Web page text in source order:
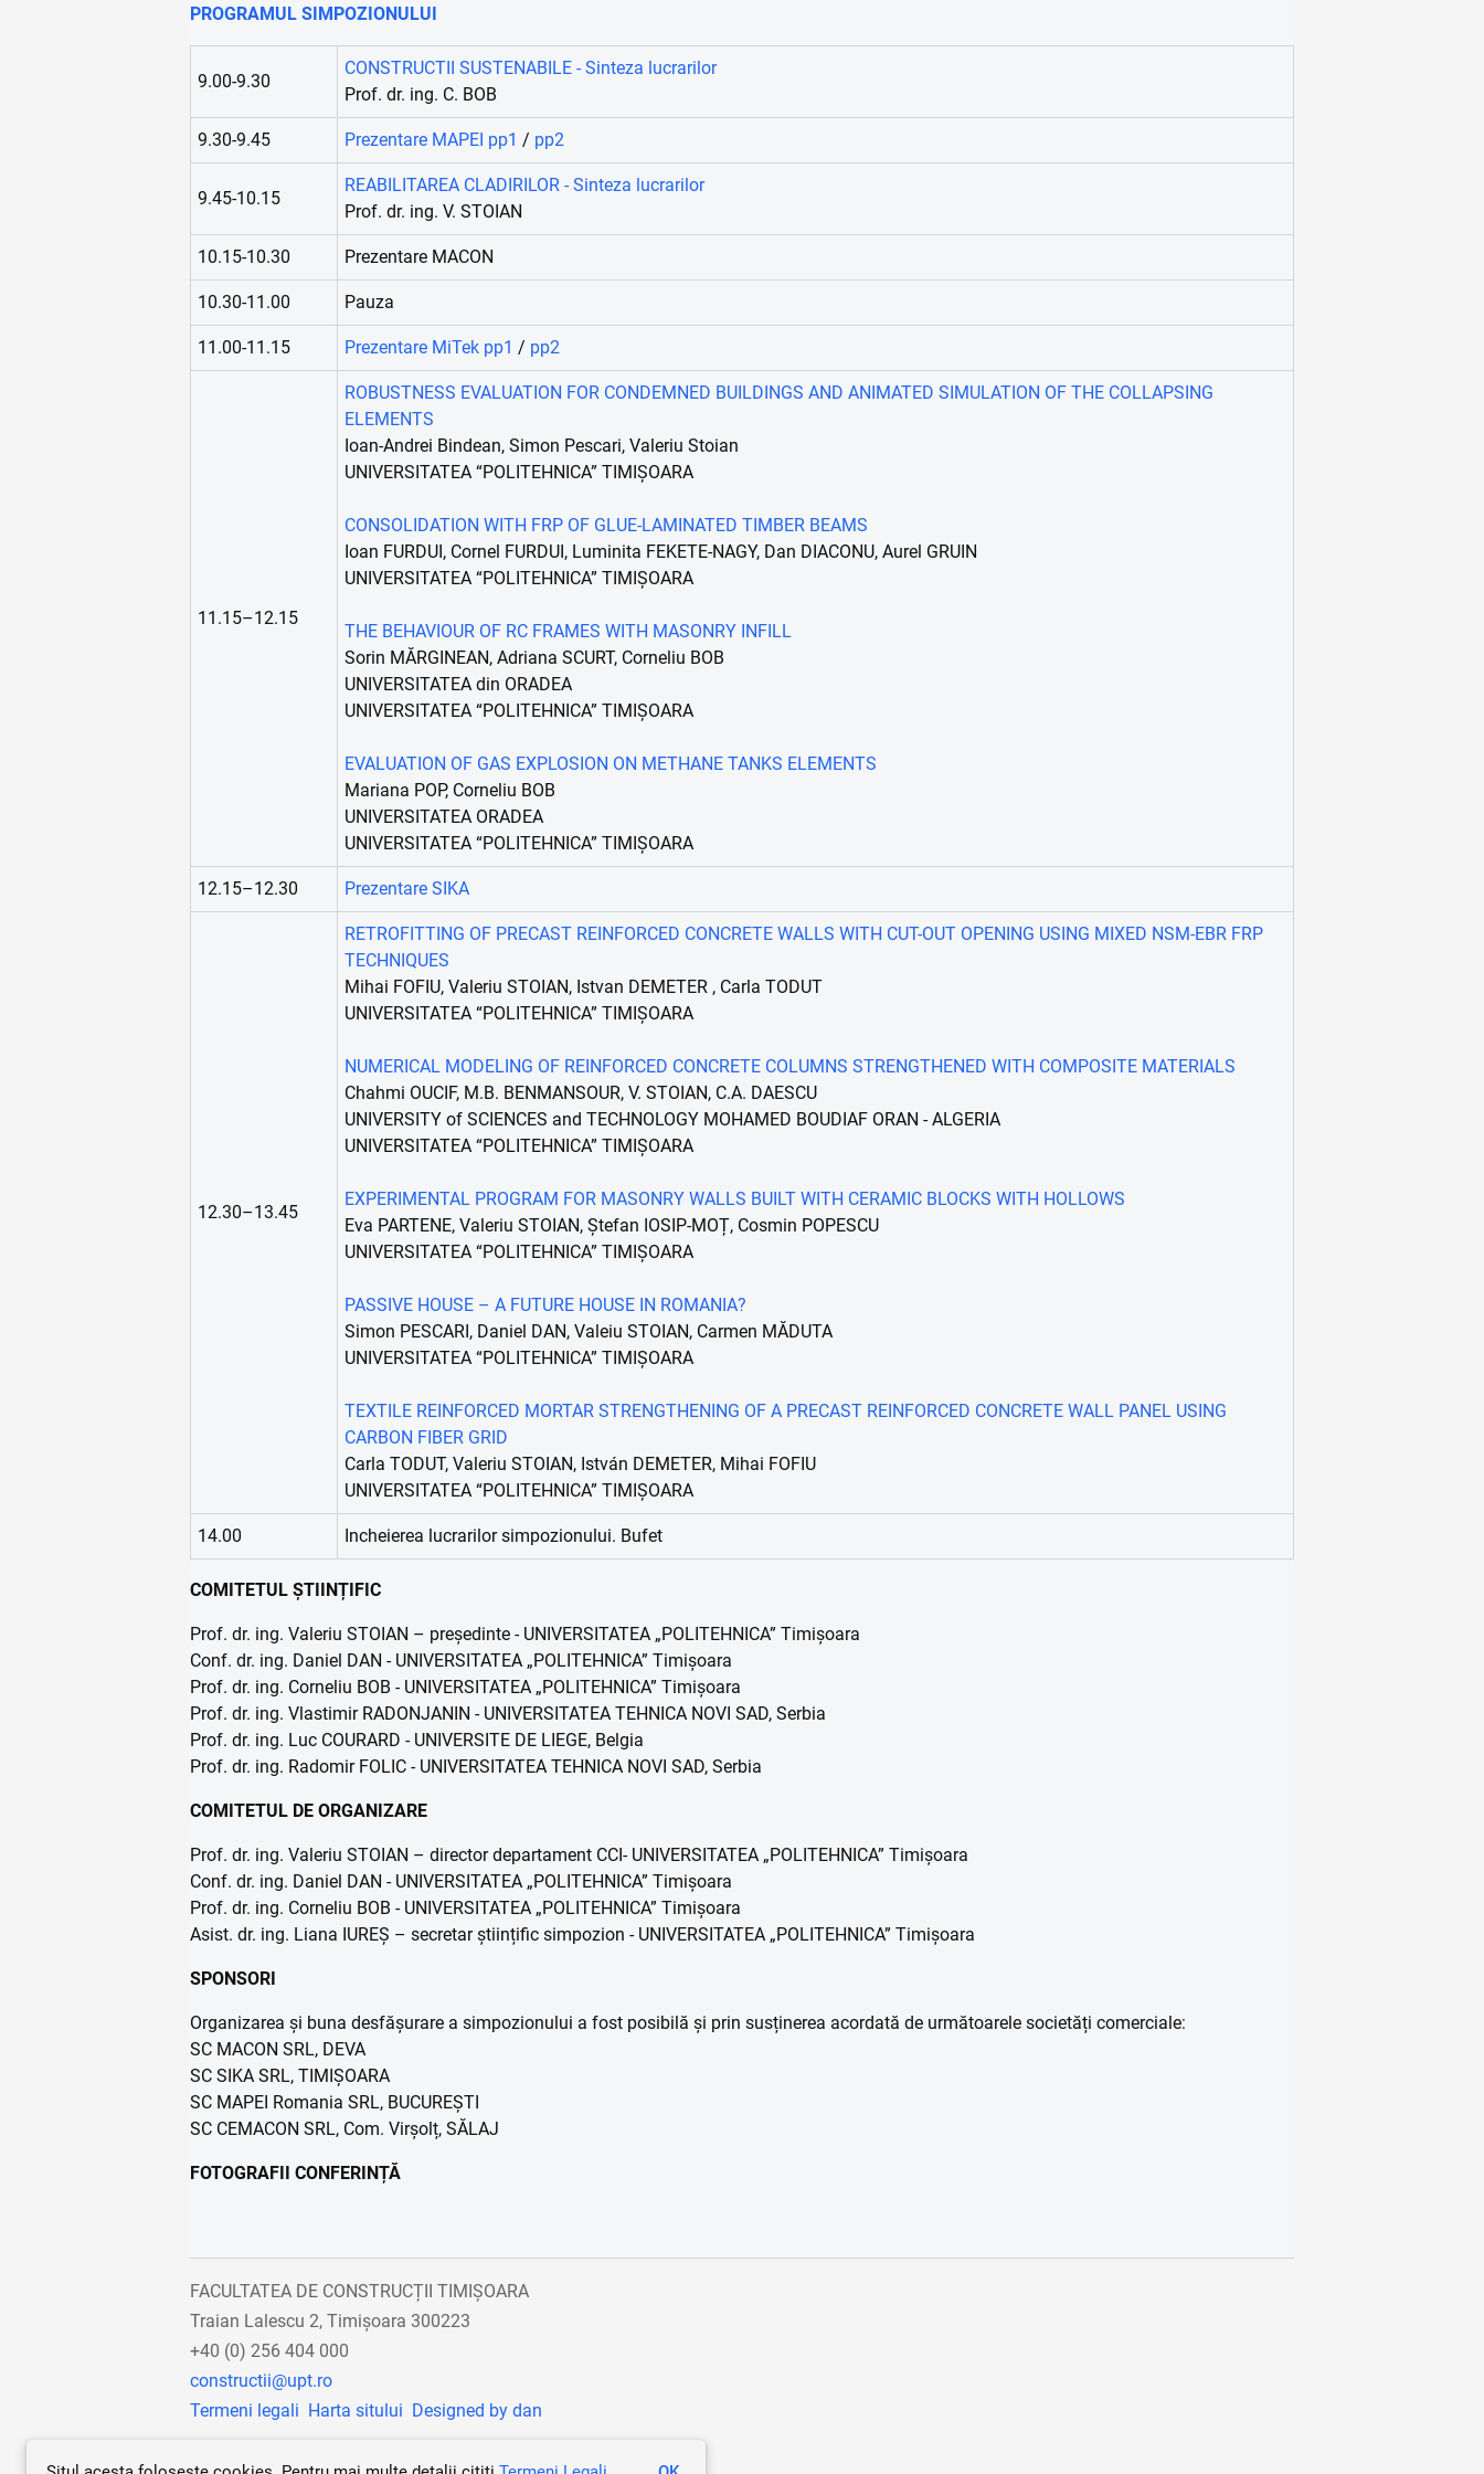
PROGRAMUL SIMPOZIONULUI
9.00-9.30
CONSTRUCTII SUSTENABILE - Sinteza lucrarilor
Prof. dr. ing. C. BOB
9.30-9.45 Prezentare MAPEI pp1 / pp2
9.45-10.15
REABILITAREA CLADIRILOR - Sinteza lucrarilor
Prof. dr. ing. V. STOIAN
10.15-10.30 Prezentare MACON
10.30-11.00 Pauza
11.00-11.15 Prezentare MiTek pp1 / pp2
11.15–12.15
ROBUSTNESS EVALUATION FOR CONDEMNED BUILDINGS AND ANIMATED SIMULATION OF THE COLLAPSING
ELEMENTS
Ioan-Andrei Bindean, Simon Pescari, Valeriu Stoian
UNIVERSITATEA “POLITEHNICA” TIMIȘOARA
CONSOLIDATION WITH FRP OF GLUE-LAMINATED TIMBER BEAMS
Ioan FURDUI, Cornel FURDUI, Luminita FEKETE-NAGY, Dan DIACONU, Aurel GRUIN
UNIVERSITATEA “POLITEHNICA” TIMIȘOARA
THE BEHAVIOUR OF RC FRAMES WITH MASONRY INFILL
Sorin MĂRGINEAN, Adriana SCURT, Corneliu BOB
UNIVERSITATEA din ORADEA
UNIVERSITATEA “POLITEHNICA” TIMIȘOARA
EVALUATION OF GAS EXPLOSION ON METHANE TANKS ELEMENTS
Mariana POP, Corneliu BOB
UNIVERSITATEA ORADEA
UNIVERSITATEA “POLITEHNICA” TIMIȘOARA
12.15–12.30 Prezentare SIKA
12.30–13.45
RETROFITTING OF PRECAST REINFORCED CONCRETE WALLS WITH CUT-OUT OPENING USING MIXED NSM-EBR FRP
TECHNIQUES
Mihai FOFIU, Valeriu STOIAN, Istvan DEMETER , Carla TODUT
UNIVERSITATEA “POLITEHNICA” TIMIȘOARA
NUMERICAL MODELING OF REINFORCED CONCRETE COLUMNS STRENGTHENED WITH COMPOSITE MATERIALS
Chahmi OUCIF, M.B. BENMANSOUR, V. STOIAN, C.A. DAESCU
UNIVERSITY of SCIENCES and TECHNOLOGY MOHAMED BOUDIAF ORAN - ALGERIA
UNIVERSITATEA “POLITEHNICA” TIMIȘOARA
EXPERIMENTAL PROGRAM FOR MASONRY WALLS BUILT WITH CERAMIC BLOCKS WITH HOLLOWS
Eva PARTENE, Valeriu STOIAN, Ștefan IOSIP-MOȚ, Cosmin POPESCU
UNIVERSITATEA “POLITEHNICA” TIMIȘOARA
PASSIVE HOUSE – A FUTURE HOUSE IN ROMANIA?
Simon PESCARI, Daniel DAN, Valeiu STOIAN, Carmen MĂDUTA
UNIVERSITATEA “POLITEHNICA” TIMIȘOARA
TEXTILE REINFORCED MORTAR STRENGTHENING OF A PRECAST REINFORCED CONCRETE WALL PANEL USING
CARBON FIBER GRID
Carla TODUT, Valeriu STOIAN, István DEMETER, Mihai FOFIU
UNIVERSITATEA “POLITEHNICA” TIMIȘOARA
14.00 Incheierea lucrarilor simpozionului. Bufet
COMITETUL ȘTIINȚIFIC
Prof. dr. ing. Valeriu STOIAN – președinte - UNIVERSITATEA „POLITEHNICA” Timișoara
Conf. dr. ing. Daniel DAN - UNIVERSITATEA „POLITEHNICA” Timișoara
Prof. dr. ing. Corneliu BOB - UNIVERSITATEA „POLITEHNICA” Timișoara
Prof. dr. ing. Vlastimir RADONJANIN - UNIVERSITATEA TEHNICA NOVI SAD, Serbia
Prof. dr. ing. Luc COURARD - UNIVERSITE DE LIEGE, Belgia
Prof. dr. ing. Radomir FOLIC - UNIVERSITATEA TEHNICA NOVI SAD, Serbia
COMITETUL DE ORGANIZARE
Prof. dr. ing. Valeriu STOIAN – director departament CCI- UNIVERSITATEA „POLITEHNICA” Timișoara
Conf. dr. ing. Daniel DAN - UNIVERSITATEA „POLITEHNICA” Timișoara
Prof. dr. ing. Corneliu BOB - UNIVERSITATEA „POLITEHNICA” Timișoara
Asist. dr. ing. Liana IUREȘ – secretar științific simpozion - UNIVERSITATEA „POLITEHNICA” Timișoara
SPONSORI
Organizarea și buna desfășurare a simpozionului a fost posibilă și prin susținerea acordată de următoarele societăți comerciale:
SC MACON SRL, DEVA
SC SIKA SRL, TIMIȘOARA
SC MAPEI Romania SRL, BUCUREȘTI
SC CEMACON SRL, Com. Virșolț, SĂLAJ
FOTOGRAFII CONFERINȚĂ
FACULTATEA DE CONSTRUCȚII TIMIȘOARA
Traian Lalescu 2, Timișoara 300223
+40 (0) 256 404 000
constructii@upt.ro
Termeni legali Harta sitului Designed by dan